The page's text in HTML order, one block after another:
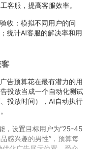
客服，提高客服效率。
收：模拟不同用户的问
统计AI客服的解决率和用
客
告预算花在最有潜力的用
投放当成一个自动化测试
投放时间），AI自动执行
，设置目标用户为“25-45
感兴趣的男性”，预算每